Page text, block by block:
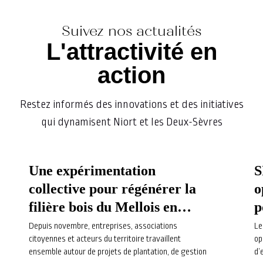
Suivez nos actualités
L'attractivité en
action
Restez informés des innovations et des initiatives
qui dynamisent Niort et les Deux-Sèvres
Une expérimentation
collective pour régénérer la
filière bois du Mellois en
Poitou
Depuis novembre, entreprises, associations
citoyennes et acteurs du territoire travaillent
ensemble autour de projets de plantation, de gestion